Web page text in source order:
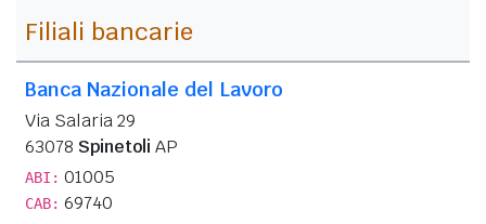
Filiali bancarie
Banca Nazionale del Lavoro
Via Salaria 29
63078 Spinetoli AP
ABI: 01005
CAB: 69740